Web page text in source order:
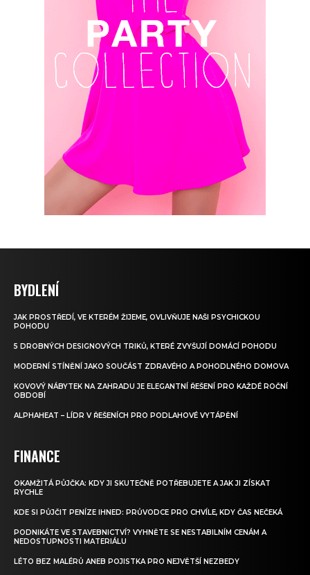
BYDLENÍ
JAK PROSTŘEDÍ, VE KTERÉM ŽIJEME, OVLIVŇUJE NAŠI PSYCHICKOU
POHODU
5 DROBNÝCH DESIGNOVÝCH TRIKŮ, KTERÉ ZVYŠUJÍ DOMÁCÍ POHODU
MODERNÍ STÍNĚNÍ JAKO SOUČÁST ZDRAVÉHO A POHODLNÉHO DOMOVA
KOVOVÝ NÁBYTEK NA ZAHRADU JE ELEGANTNÍ ŘEŠENÍ PRO KAŽDÉ ROČNÍ
OBDOBÍ
ALPHAHEAT – LÍDR V ŘEŠENÍCH PRO PODLAHOVÉ VYTÁPĚNÍ
FINANCE
OKAMŽITÁ PŮJČKA: KDY JI SKUTEČNĚ POTŘEBUJETE A JAK JI ZÍSKAT
RYCHLE
KDE SI PŮJČIT PENÍZE IHNED: PRŮVODCE PRO CHVÍLE, KDY ČAS NEČEKÁ
PODNIKÁTE VE STAVEBNICTVÍ? VYHNĚTE SE NESTABILNÍM CENÁM A
NEDOSTUPNOSTI MATERIÁLU
LÉTO BEZ MALÉRŮ ANEB POJISTKA PRO NEJVĚTŠÍ NEZBEDY